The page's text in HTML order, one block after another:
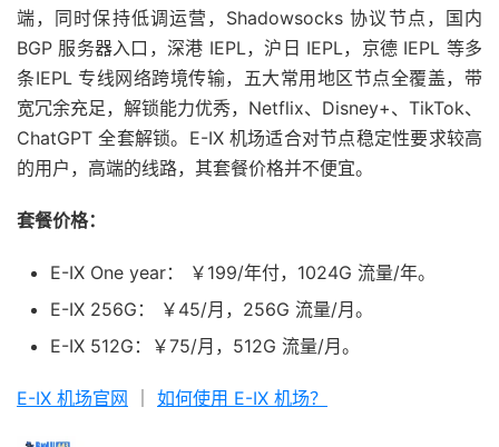
端，同时保持低调运营，Shadowsocks 协议节点，国内
BGP 服务器入口，深港 IEPL，沪日 IEPL，京德 IEPL 等多
条IEPL 专线网络跨境传输，五大常用地区节点全覆盖，带
宽冗余充足，解锁能力优秀，Netflix、Disney+、TikTok、
ChatGPT 全套解锁。E-IX 机场适合对节点稳定性要求较高
的用户，高端的线路，其套餐价格并不便宜。
套餐价格：
E-IX One year： ￥199/年付，1024G 流量/年。
E-IX 256G： ￥45/月，256G 流量/月。
E-IX 512G：￥75/月，512G 流量/月。
E-IX 机场官网 如何使用 E-IX 机场？